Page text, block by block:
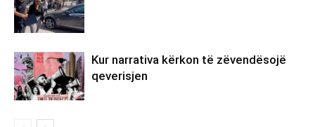
Kur narrativa kërkon të zëvendësojë
qeverisjen